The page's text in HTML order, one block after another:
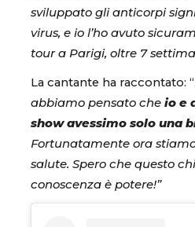
sviluppato gli anticorpi
virus, e io l’ho avuto
tour a Parigi, oltre 7
La cantante ha raccontato: “
abbiamo pensato che io e
show avessimo solo una
Fortunatamente ora
salute. Spero che questo
conoscenza è potere!”